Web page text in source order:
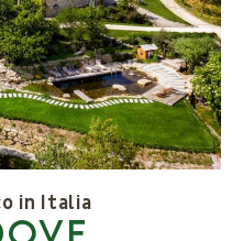
in Italia